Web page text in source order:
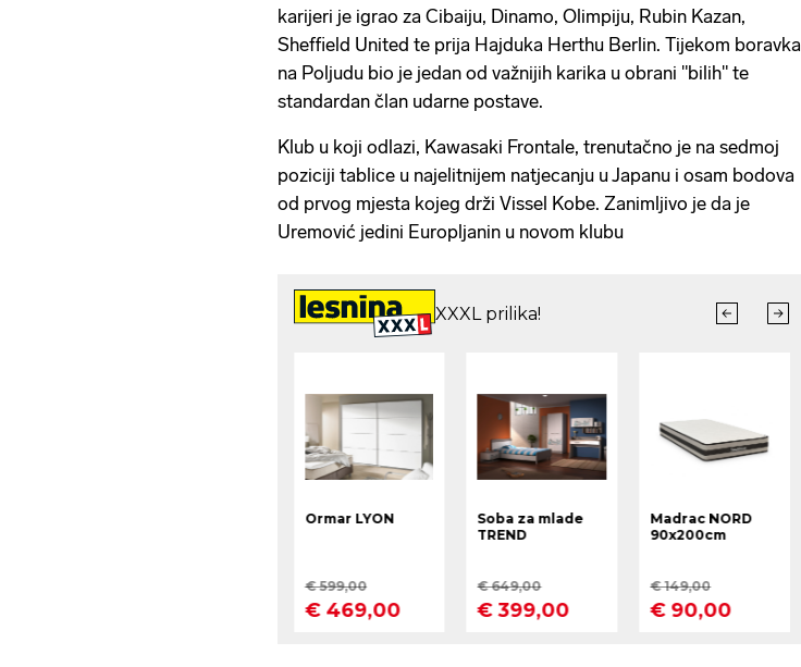
karijeri je igrao za Cibaiju, Dinamo, Olimpiju, Rubin Kazan,
Sheffield United te prija Hajduka Herthu Berlin. Tijekom boravka
na Poljudu bio je jedan od važnijih karika u obrani "bilih" te
standardan član udarne postave.
Klub u koji odlazi, Kawasaki Frontale, trenutačno je na sedmoj
poziciji tablice u najelitnijem natjecanju u Japanu i osam bodova
od prvog mjesta kojeg drži Vissel Kobe. Zanimljivo je da je
Uremović jedini Europljanin u novom klubu